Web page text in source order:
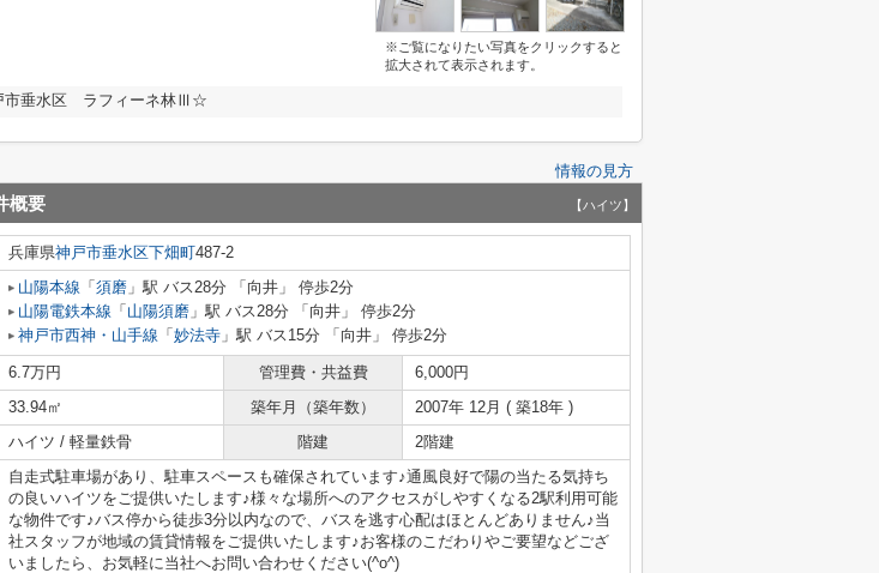
※ご覧になりたい写真をクリックすると
拡大されて表示されます。
市垂水区 ラフィーネ林Ⅲ☆
情報の見方
概要 【ハイツ】
兵庫県神戸市垂水区下畑町487-2
山陽本線 「 須磨 」駅 バス28分 「向井」 停歩2分
山陽電鉄本線 「 山陽須磨 」駅 バス28分 「向井」 停歩2分
神戸市西神・山手線 「 妙法寺 」駅 バス15分 「向井」 停歩2分
6.7万円 管理費・共益費
6,000円
33.94㎡ 築年月（築年数）
2007年 12月 ( 築18年 )
ハイツ / 軽量鉄骨 階建 2階建
自走式駐車場があり、駐車スペースも確保されています♪通風良好で陽の当たる気持ち
の良いハイツをご提供いたします♪様々な場所へのアクセスがしやすくなる2駅利用可能
な物件です♪バス停から徒歩3分以内なので、バスを逃す心配はほとんどありません♪当
社スタッフが地域の賃貸情報をご提供いたします♪お客様のこだわりやご要望などござ
いましたら、お気軽に当社へお問い合わせください(^o^)